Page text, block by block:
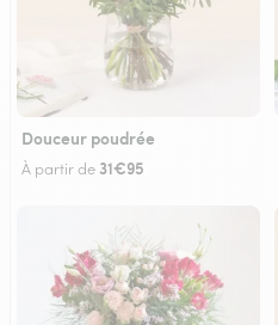
Douceur poudrée
À partir de 31€95